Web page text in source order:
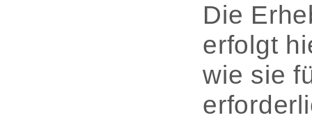
Die
erfolgt
wie sie